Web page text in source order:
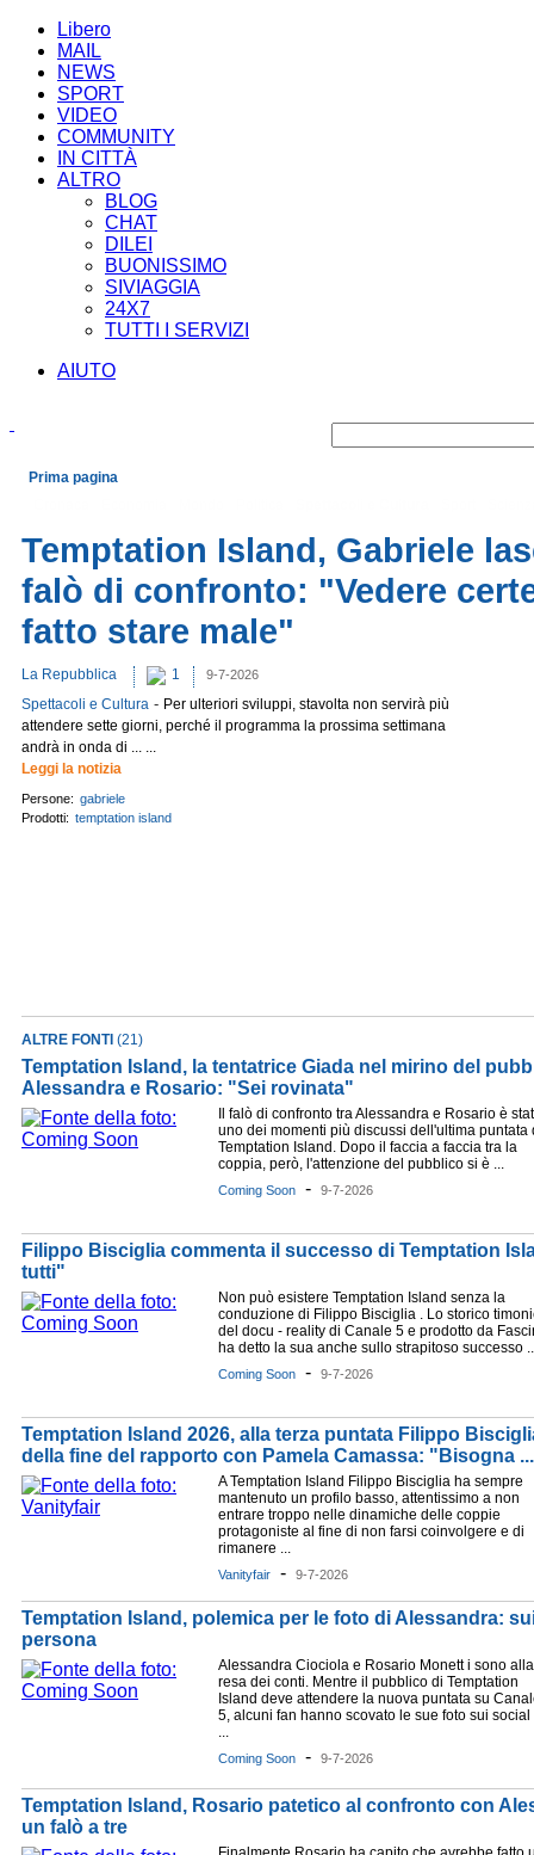
Libero
MAIL
NEWS
SPORT
VIDEO
COMMUNITY
IN CITTÀ
ALTRO
BLOG
CHAT
DILEI
BUONISSIMO
SIVIAGGIA
24X7
TUTTI I SERVIZI
AIUTO
Prima pagina
Temptation Island, Gabriele
falò di confronto: "Vedere
fatto stare male"
La Repubblica 1 9-7-2026
Spettacoli e Cultura - Per ulteriori sviluppi, stavolta non servirà più
attendere sette giorni, perché il programma la prossima settimana
andrà in onda di ... ...
Leggi la notizia
Persone: gabriele
Prodotti: temptation island
ALTRE FONTI (21)
Temptation Island, la tentatrice Giada nel mirino del
Alessandra e Rosario: "Sei rovinata"
Il falò di confronto tra Alessandra e Rosario è
uno dei momenti più discussi dell'ultima puntata
Temptation Island. Dopo il faccia a faccia tra la
coppia, però, l'attenzione del pubblico si è ...
Coming Soon - 9-7-2026
Filippo Bisciglia commenta il successo di Temptation
tutti"
Non può esistere Temptation Island senza la
conduzione di Filippo Bisciglia . Lo storico
del docu - reality di Canale 5 e prodotto da
ha detto la sua anche sullo strapitoso successo
Coming Soon - 9-7-2026
Temptation Island 2026, alla terza puntata Filippo
della fine del rapporto con Pamela Camassa: "Bisogna ...
A Temptation Island Filippo Bisciglia ha sempre
mantenuto un profilo basso, attentissimo a non
entrare troppo nelle dinamiche delle coppie
protagoniste al fine di non farsi coinvolgere e di
rimanere ...
Vanityfair - 9-7-2026
Temptation Island, polemica per le foto di Alessandra:
persona
Alessandra Ciociola e Rosario Monett i sono alla
resa dei conti. Mentre il pubblico di Temptation
Island deve attendere la nuova puntata su
5, alcuni fan hanno scovato le sue foto sui social
...
Coming Soon - 9-7-2026
Temptation Island, Rosario patetico al confronto con
un falò a tre